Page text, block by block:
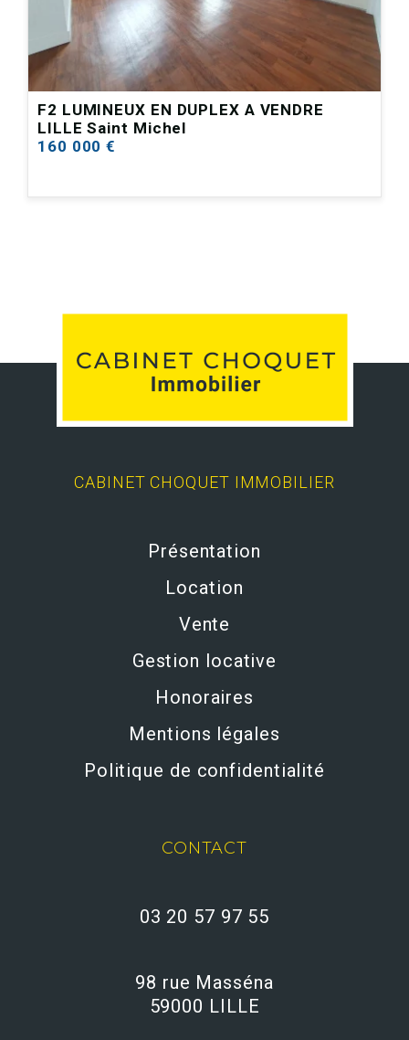
F2 LUMINEUX EN DUPLEX A VENDRE
LILLE Saint Michel
160 000 €
CABINET CHOQUET IMMOBILIER
Présentation
Location
Vente
Gestion locative
Honoraires
Mentions légales
Politique de confidentialité
CONTACT
03 20 57 97 55
98 rue Masséna
59000 LILLE